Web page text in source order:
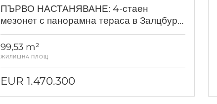
ПЪРВО НАСТАНЯВАНЕ: 4-стаен
мезонет с панорамна тераса в Залцбург
Айген
99,53 m²
ЖИЛИЩНА ПЛОЩ
EUR 1.470.300